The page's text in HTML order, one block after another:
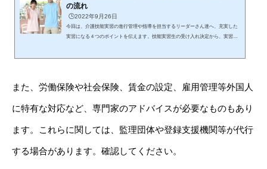
の流れ
🕒️2022年9月26日
今回は、介護技能実習の進行管理や指導を担当するリーダーさん達へ、充実した
実習になる４つのポイントを伝えます。技能実習生の受け入れ決定から、実習
とを実践していきましょう。受入れ前のミーティングまずは、実習責任者...
また、労働保険や社会保険、賃金の設定、雇用管理等外国人
に特有な対応など、専門家のアドバイスが必要なものもあり
ます。これらに関しては、監理団体や登録支援機関等が代行
する場合があります。確認してください。